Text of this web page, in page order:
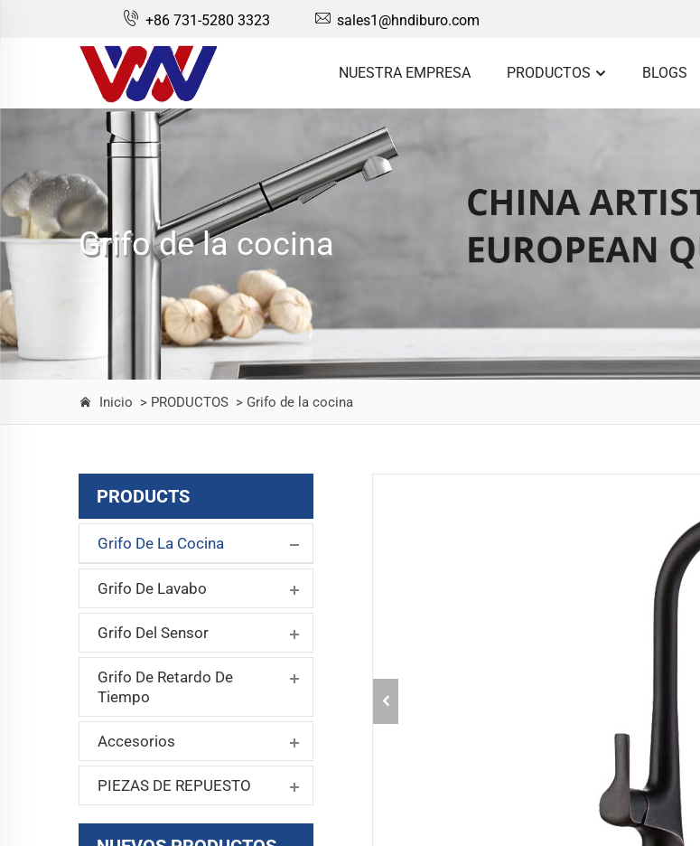
+86 731-5280 3323 sales1@hndiburo.com
NUESTRA EMPRESA PRODUCTOS BLOGS
Grifo de la cocina
Inicio > PRODUCTOS > Grifo de la cocina
PRODUCTS
Grifo De La Cocina
Grifo De Lavabo
Grifo Del Sensor
Grifo De Retardo De
Tiempo
Accesorios
PIEZAS DE REPUESTO